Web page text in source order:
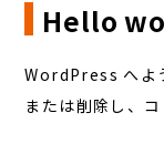
Hello
WordPress へよ
または削除し、